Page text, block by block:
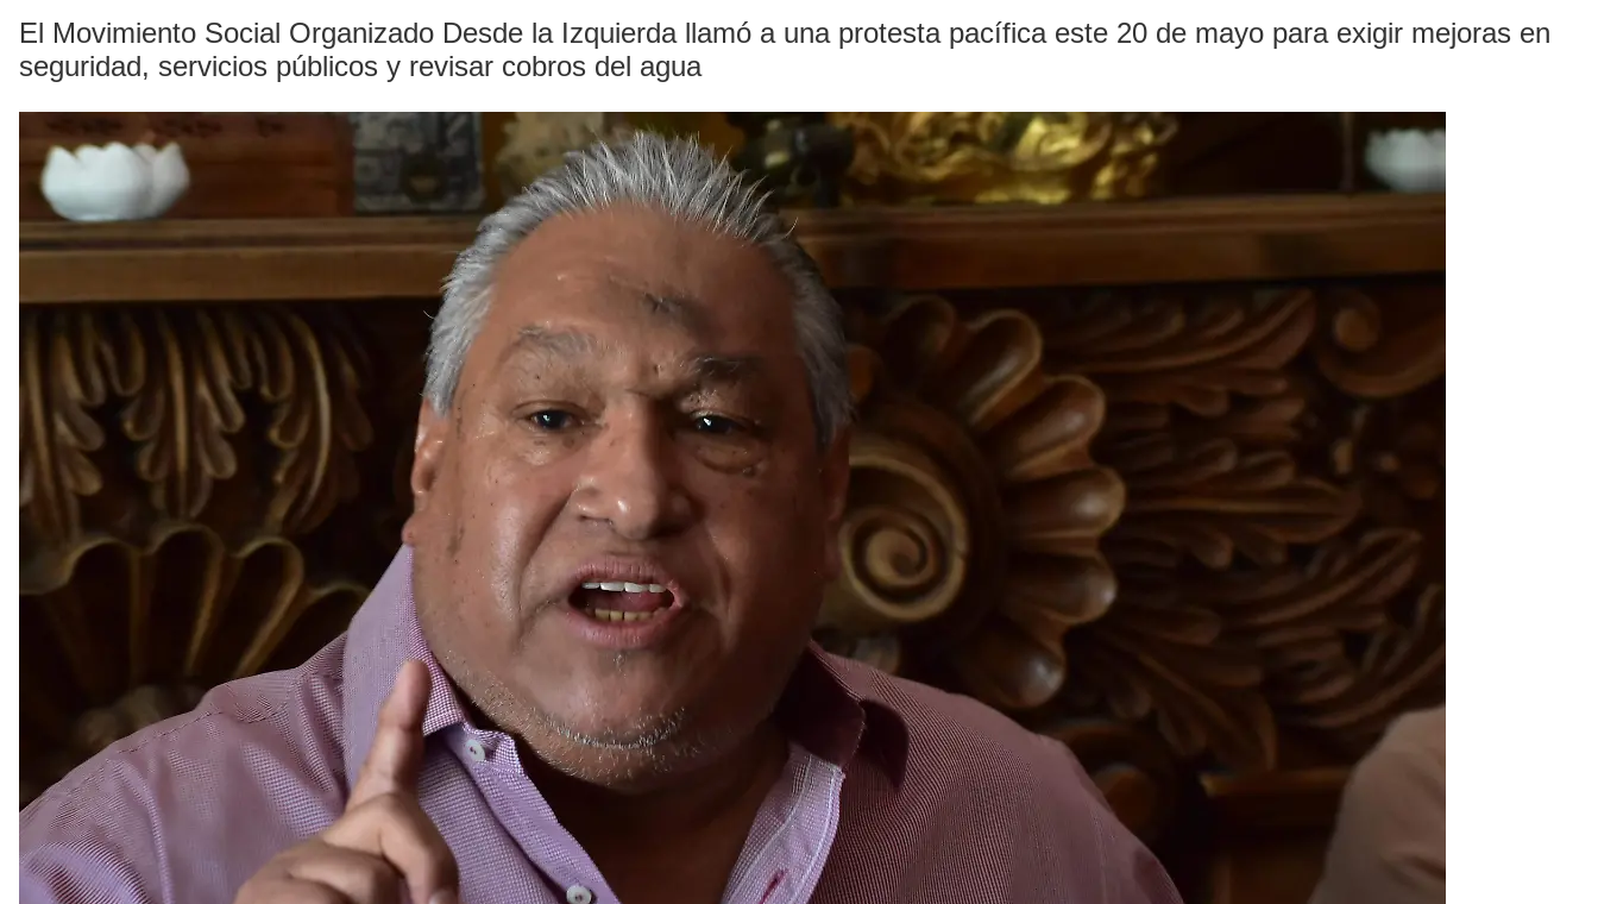
El Movimiento Social Organizado Desde la Izquierda llamó a una protesta pacífica este 20 de mayo para exigir mejoras en
seguridad, servicios públicos y revisar cobros del agua